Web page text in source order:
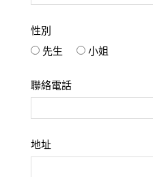
性別
先生
小姐
聯絡電話
地址